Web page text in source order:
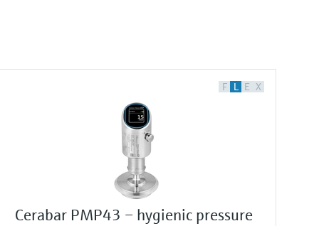
F L E X
Cerabar PMP43 – hygienic pressure